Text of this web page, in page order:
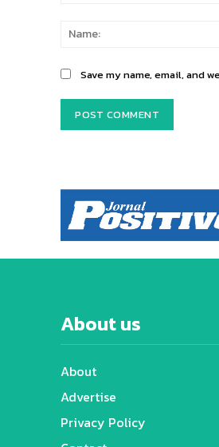
Save my name, email, and
About us
About
Advertise
Privacy Policy